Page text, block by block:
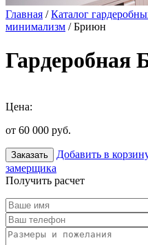
Главная /Каталог
минимализм / Бриюн
Гардеробная
Цена:
от 60 000 руб.
Заказать Добавить в
замерщика
Получить расчет